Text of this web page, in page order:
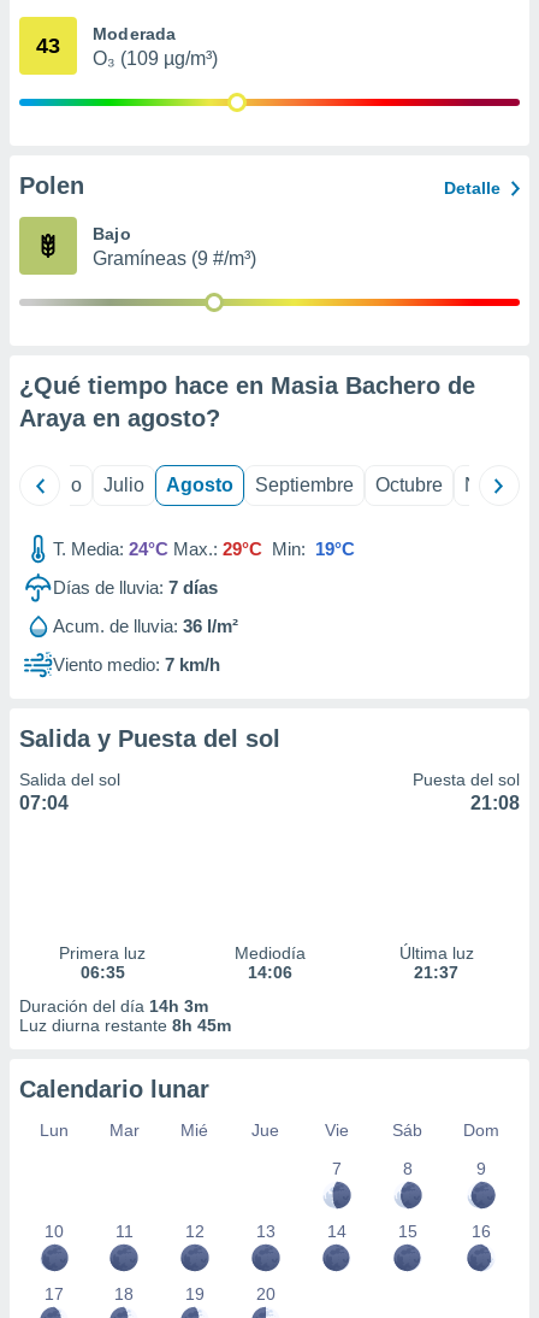
mediante
publicidad
de
43 Moderada
O₃ (109 µg/m³)
Polen Detalle
Bajo
Gramíneas (9 #/m³)
¿Qué tiempo hace en Masia Bachero de
Araya en agosto?
Junio Julio Agosto Septiembre Octubre
T. Media: 24°C Max.: 29°C Min: 19°C
Días de lluvia: 7 días
Acum. de lluvia: 36 l/m²
Viento medio: 7 km/h
Salida y Puesta del sol
Salida del sol
07:04
Puesta del sol
21:08
Primera luz
06:35
Mediodía
14:06
Última luz
21:37
Duración del día 14h 3m
Luz diurna restante 8h 45m
Calendario lunar
Lun Mar Mié Jue Vie Sáb
Dom
7
8 9
10 11 12 13 14 15 16
17 18 19 20